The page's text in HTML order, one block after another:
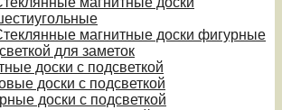
магнитные доски фигурные
для заметок
доски с подсветкой
доски с подсветкой
доски с подсветкой